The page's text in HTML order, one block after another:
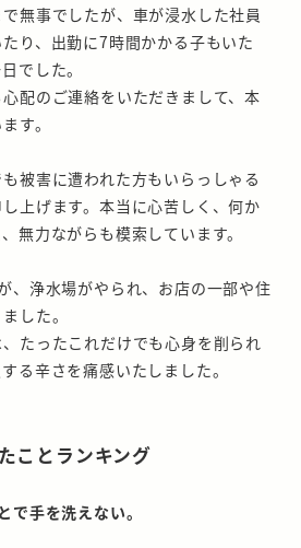
無事でしたが、車が浸水した社員
り、出勤に7時間かかる子もいた
でした。
配のご連絡をいただきまして、本
す。
被害に遭われた方もいらっしゃる
上げます。本当に心苦しく、何か
無力ながらも模索しています。
、浄水場がやられ、お店の一部や住
した。
たったこれだけでも心身を削られ
る辛さを痛感いたしました。
ことランキング
手を洗えない。